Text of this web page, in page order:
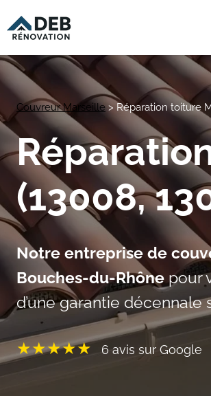
au
contenu
Couvreur Marseille> Réparation toiture
(13008,
Notre entreprise de
Bouches-du-Rhône pour
d’une garantie décennale
★★★★★ 6 avis sur Google